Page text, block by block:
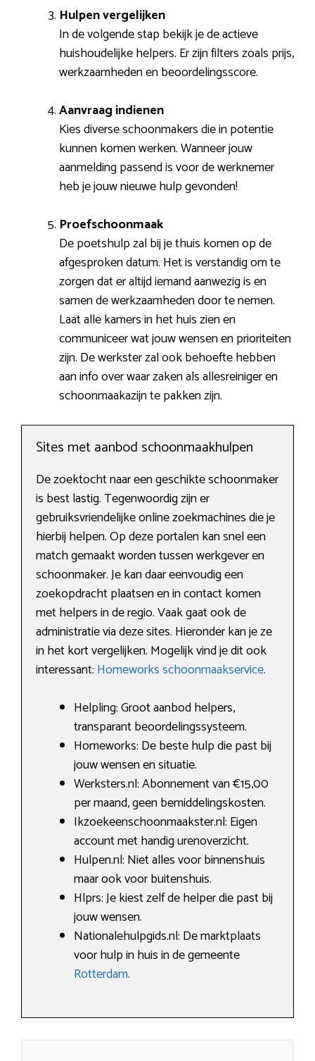
Hulpen vergelijken
In de volgende stap bekijk je de actieve
huishoudelijke helpers. Er zijn filters zoals prijs,
werkzaamheden en beoordelingsscore.
Aanvraag indienen
Kies diverse schoonmakers die in potentie
kunnen komen werken. Wanneer jouw
aanmelding passend is voor de werknemer
heb je jouw nieuwe hulp gevonden!
Proefschoonmaak
De poetshulp zal bij je thuis komen op de
afgesproken datum. Het is verstandig om te
zorgen dat er altijd iemand aanwezig is en
samen de werkzaamheden door te nemen.
Laat alle kamers in het huis zien en
communiceer wat jouw wensen en prioriteiten
zijn. De werkster zal ook behoefte hebben
aan info over waar zaken als allesreiniger en
schoonmaakazijn te pakken zijn.
Sites met aanbod schoonmaakhulpen
De zoektocht naar een geschikte schoonmaker
is best lastig. Tegenwoordig zijn er
gebruiksvriendelijke online zoekmachines die je
hierbij helpen. Op deze portalen kan snel een
match gemaakt worden tussen werkgever en
schoonmaker. Je kan daar eenvoudig een
zoekopdracht plaatsen en in contact komen
met helpers in de regio. Vaak gaat ook de
administratie via deze sites. Hieronder kan je ze
in het kort vergelijken. Mogelijk vind je dit ook
interessant: Homeworks schoonmaakservice.
Helpling: Groot aanbod helpers,
transparant beoordelingssysteem.
Homeworks: De beste hulp die past bij
jouw wensen en situatie.
Werksters.nl: Abonnement van €15,00
per maand, geen bemiddelingskosten.
Ikzoekeenschoonmaakster.nl: Eigen
account met handig urenoverzicht.
Hulpen.nl: Niet alles voor binnenshuis
maar ook voor buitenshuis.
Hlprs: Je kiest zelf de helper die past bij
jouw wensen.
Nationalehulpgids.nl: De marktplaats
voor hulp in huis in de gemeente
Rotterdam.